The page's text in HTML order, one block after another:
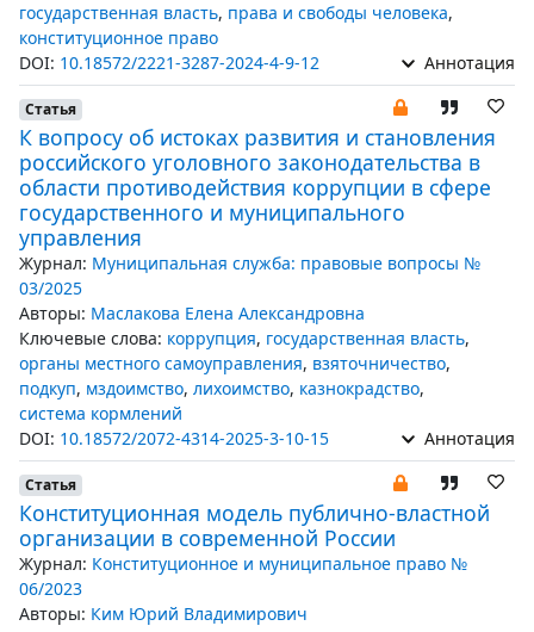
государственная власть, права и свободы человека,
конституционное право
DOI: 10.18572/2221-3287-2024-4-9-12 Аннотация
Статья
К вопросу об истоках развития и становления
российского уголовного законодательства в
области противодействия коррупции в сфере
государственного и муниципального
управления
Журнал: Муниципальная служба: правовые вопросы №
03/2025
Авторы: Маслакова Елена Александровна
Ключевые слова: коррупция, государственная власть,
органы местного самоуправления, взяточничество,
подкуп, мздоимство, лихоимство, казнокрадство,
система кормлений
DOI: 10.18572/2072-4314-2025-3-10-15 Аннотация
Статья
Конституционная модель публично-властной
организации в современной России
Журнал: Конституционное и муниципальное право №
06/2023
Авторы: Ким Юрий Владимирович